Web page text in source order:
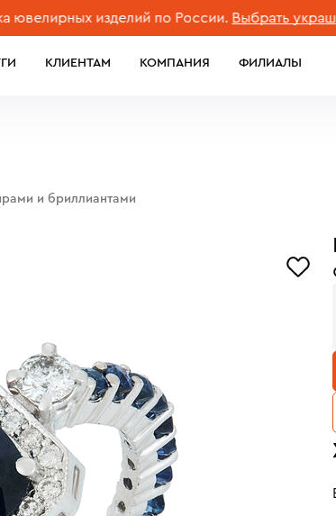
изделий по России. Выбрать украшение
КЛИЕНТАМ КОМПАНИЯ ФИЛИАЛЫ
и бриллиантами